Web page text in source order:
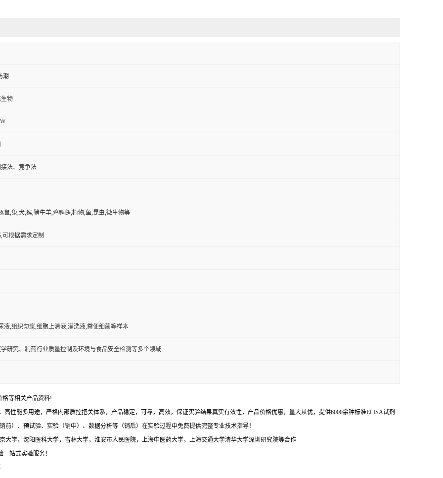
潮
物
法、竞争法
鼠,兔,犬,猴,猪牛羊,鸡鸭鹅,植物,鱼,昆虫,微生物等
可根据需求定制
液,组织匀浆,细胞上清液,灌洗液,粪便细菌等样本
研究、制药行业质量控制及环境与食品安全检测等多个领域
格等相关产品资料!
性能多用途，严格内部质控把关体系，产品稳定，可靠，高效，保证实验结果真实有效性，产品价格优惠，量大从优，提供6000余种标准ELISA试剂
）、预试验、实验（销中）、数据分析等（销后）在实验过程中免费提供完整专业技术指导！
大学，沈阳医科大学，吉林大学，淮安市人民医院，上海中医药大学，上海交通大学清华大学深圳研究院等合作
站式实验服务！